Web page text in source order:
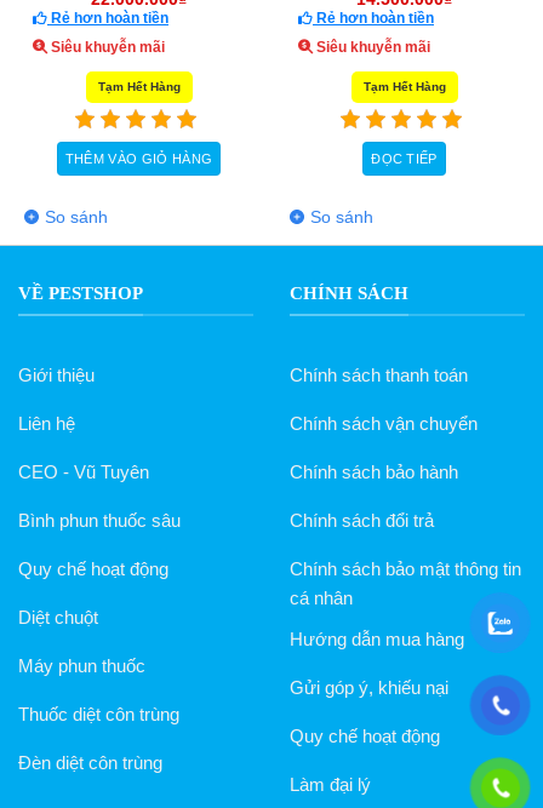
hơn hoàn tiền
khuyễn mãi
Tạm Hết Hàng
THÊM VÀO GIỎ HÀNG
sánh
Rẻ hơn hoàn tiền
Siêu khuyễn mãi
Tạm Hết Hàng
ĐỌC TIẾP
So sánh
VỀ PESTSHOP
Giới thiệu
Liên hệ
CEO - Vũ Tuyên
Bình phun thuốc sâu
Quy chế hoạt động
Diệt chuột
Máy phun thuốc
Thuốc diệt côn trùng
Đèn diệt côn trùng
CHÍNH SÁCH
Chính sách thanh toán
Chính sách vận chuyển
Chính sách bảo hành
Chính sách đổi trả
Chính sách bảo mật thông tin
cá nhân
Hướng dẫn mua hàng
Gửi góp ý, khiếu nại
Quy chế hoạt động
Làm đại lý